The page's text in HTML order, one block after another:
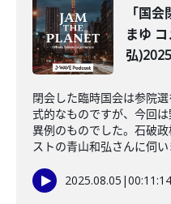
「国
まゆ
弘
閉会した臨時国会は参院
式的なものですが、今回
異例のものでした。石破
ストの青山和弘さんに伺い
2025.08.05 |00:11:14